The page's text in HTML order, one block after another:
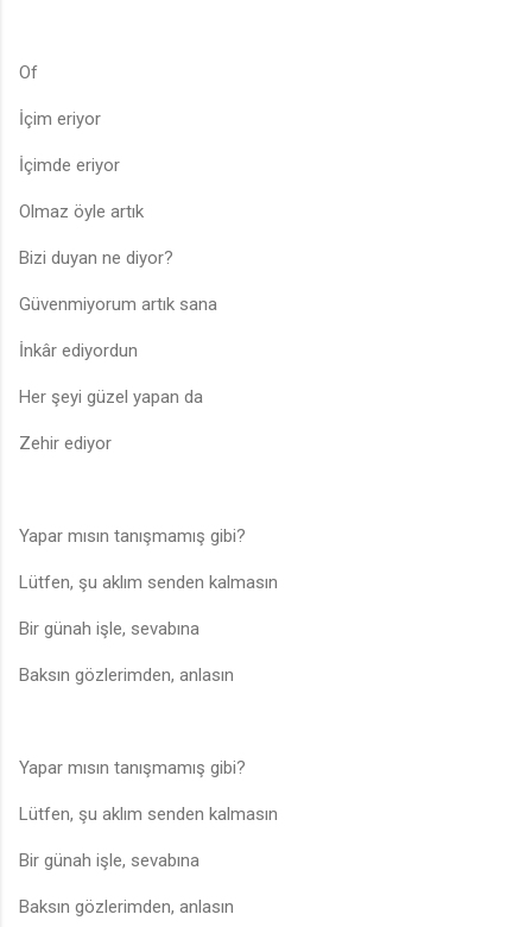
Of
İçim eriyor
İçimde eriyor
Olmaz öyle artık
Bizi duyan ne diyor?
Güvenmiyorum artık sana
İnkâr ediyordun
Her şeyi güzel yapan da
Zehir ediyor
Yapar mısın tanışmamış gibi?
Lütfen, şu aklım senden kalmasın
Bir günah işle, sevabına
Baksın gözlerimden, anlasın
Yapar mısın tanışmamış gibi?
Lütfen, şu aklım senden kalmasın
Bir günah işle, sevabına
Baksın gözlerimden, anlasın